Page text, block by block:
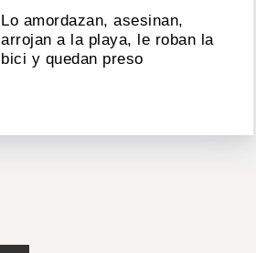
Lo amordazan, asesinan,
arrojan a la playa, le roban la
bici y quedan preso